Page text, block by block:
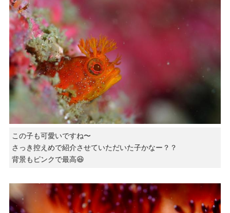
この子も可愛いですね〜
さっき控えめで紹介させていただいた子かなー？？
背景もピンクで最高😆